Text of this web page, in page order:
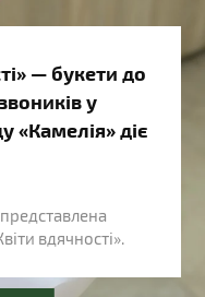
— букети до
у
«Камелія» діє
вдячності».